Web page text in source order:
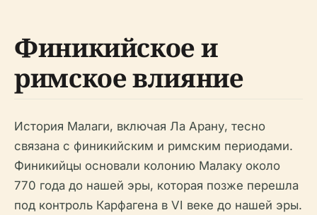
Финикийское и
римское влияние
История Малаги, включая Ла Арану, тесно
связана с финикийским и римским периодами.
Финикийцы основали колонию Малаку около
770 года до нашей эры, которая позже перешла
под контроль Карфагена в VI веке до нашей эры.